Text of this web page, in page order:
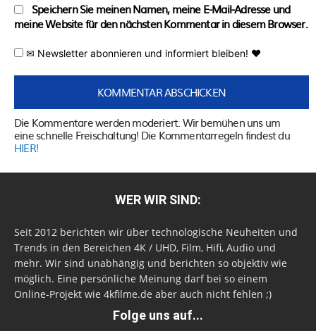
Speichern Sie meinen Namen, meine E-Mail-Adresse und
meine Website für den nächsten Kommentar in diesem Browser.
✉ Newsletter abonnieren und informiert bleiben! ♥
Die Kommentare werden moderiert. Wir bemühen uns um
eine schnelle Freischaltung! Die Kommentarregeln findest du
HIER!
WER WIR SIND:
Seit 2012 berichten wir über technologische Neuheiten und
Trends in den Bereichen 4K / UHD, Film, Hifi, Audio und
mehr. Wir sind unabhängig und berichten so objektiv wie
möglich. Eine persönliche Meinung darf bei so einem
Online-Projekt wie 4kfilme.de aber auch nicht fehlen ;)
Folge uns auf...